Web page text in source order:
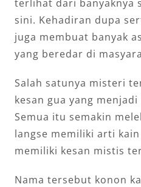
terlihat dari banyaknya
sini. Kehadiran dupa
juga membuat banyak
yang beredar di
Salah satunya misteri
kesan gua yang
Semua itu semakin
langse memiliki arti
memiliki kesan mistis
Nama tersebut konon